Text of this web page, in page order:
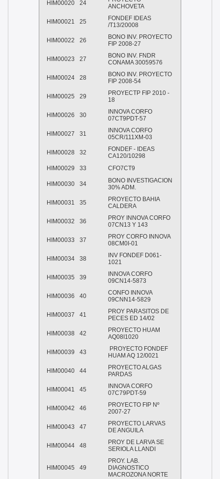
HIM00020 24
ANCHOVETA
HIM00021 25
FONDEF IDEAS
/T13/20008
HIM00022 26
BONO INV. PROYECTO
FIP 2008-27
HIM00023 27
BONO INV. FNDR
CONAMA 30059576
HIM00024 28
BONO INV. PROYECTO
FIP 2008-54
HIM00025 29
PROYECTP FIP 2010 -
18
HIM00026 30
INNOVA CORFO
07CT9PDT-57
HIM00027 31
INNOVA CORFO
05CR/111XM-03
HIM00028 32
FONDEF - IDEAS
CA120/10298
HIM00029
33 CFO7CT9
HIM00030 34
BONO INVESTIGACION
30% ADM.
HIM00031 35
PROYECTO BAHIA
CALDERA
HIM00032 36
PROY INNOVA CORFO
07CN13 Y 143
HIM00033 37
PROY CORFO INNOVA
08CM0I-01
HIM00034 38
INV FONDEF D061-
1021
HIM00035 39
INNOVA CORFO
09CN14-5873
HIM00036 40
CONFO INNOVA
09CNN14-5829
HIM00037 41
PROY PARASITOS DE
PECES ED 14/02
HIM00038 42
PROYECTO HUAM
AQ08I1020
HIM00039 43
PROYECTO FONDEF
HUAM AQ 12/0021
HIM00040 44
PROYECTO ALGAS
PARDAS
HIM00041 45
INNOVA CORFO
07C79PDT-59
HIM00042 46
PROYECTO FIP Nº
2007-27
HIM00043 47
PROYECTO LARVAS
DE ANGUILA
HIM00044 48
PROY DE LARVA SE
SERIOLA LLANDI
HIM00045 49
PROY. LAB.
DIAGNOSTICO
MACROZONA NORTE